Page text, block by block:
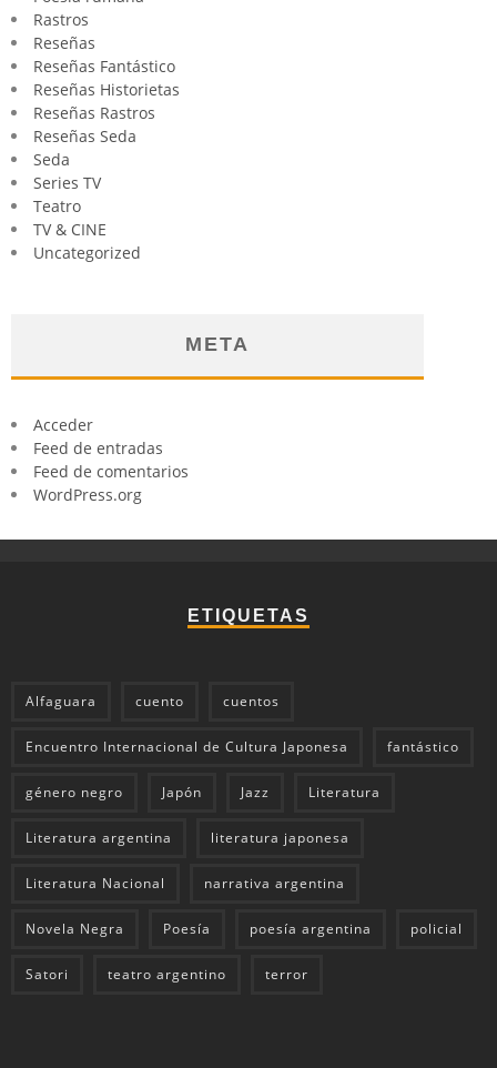
Rastros
Reseñas
Reseñas Fantástico
Reseñas Historietas
Reseñas Rastros
Reseñas Seda
Seda
Series TV
Teatro
TV & CINE
Uncategorized
META
Acceder
Feed de entradas
Feed de comentarios
WordPress.org
ETIQUETAS
Alfaguara cuento cuentos
Encuentro Internacional de Cultura Japonesa fantástico
género negro Japón Jazz Literatura
Literatura argentina literatura japonesa
Literatura Nacional narrativa argentina
Novela Negra Poesía poesía argentina policial
Satori teatro argentino terror